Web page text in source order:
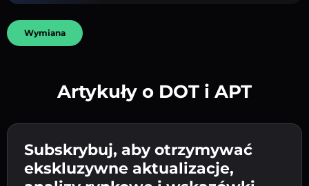
Wpisz adres swojego portfela
kryptowalutowego 👉 przejdź do następnego
kroku.
Potwierdź swoją tożsamość 👉 przejdź do
Wyślij depozyt 👉 odbierz kryptowalutę lub
walutę fiat w swoim portfelu.
Wymiana
Artykuły o DOT i APT
Subskrybuj, aby otrzymywać
ekskluzywne aktualizacje,